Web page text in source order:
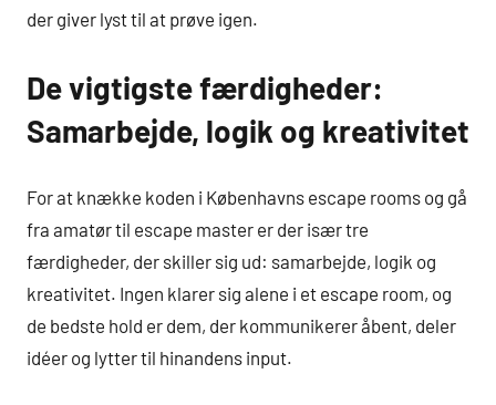
der giver lyst til at prøve igen.
De vigtigste færdigheder:
Samarbejde, logik og kreativitet
For at knække koden i Københavns escape rooms og gå
fra amatør til escape master er der især tre
færdigheder, der skiller sig ud: samarbejde, logik og
kreativitet. Ingen klarer sig alene i et escape room, og
de bedste hold er dem, der kommunikerer åbent, deler
idéer og lytter til hinandens input.